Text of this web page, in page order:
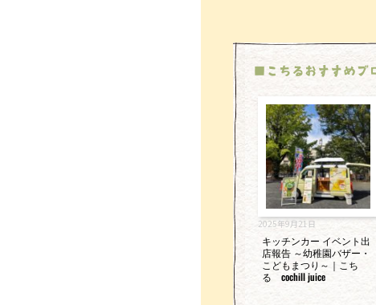
■こちるおすすめブ
2025年9月21日
キッチンカー イベント出
店報告 ～幼稚園バザー・
こどもまつり～｜こち
る cochill juice